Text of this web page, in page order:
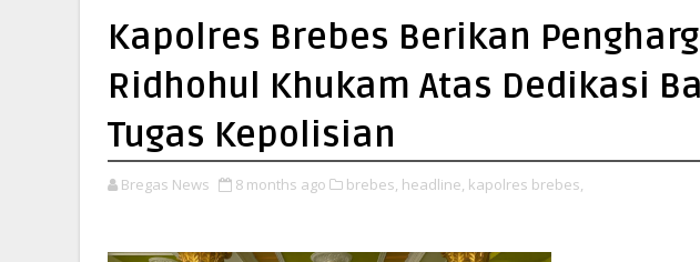
Kapolres Brebes Berikan
Ridhohul Khukam Atas Dedikasi
Tugas Kepolisian
Bregas News 8 months ago brebes, headline, kapolres brebes,